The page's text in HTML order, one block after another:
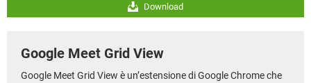
Download
Google Meet Grid View
Google Meet Grid View è un’estensione di Google Chrome che